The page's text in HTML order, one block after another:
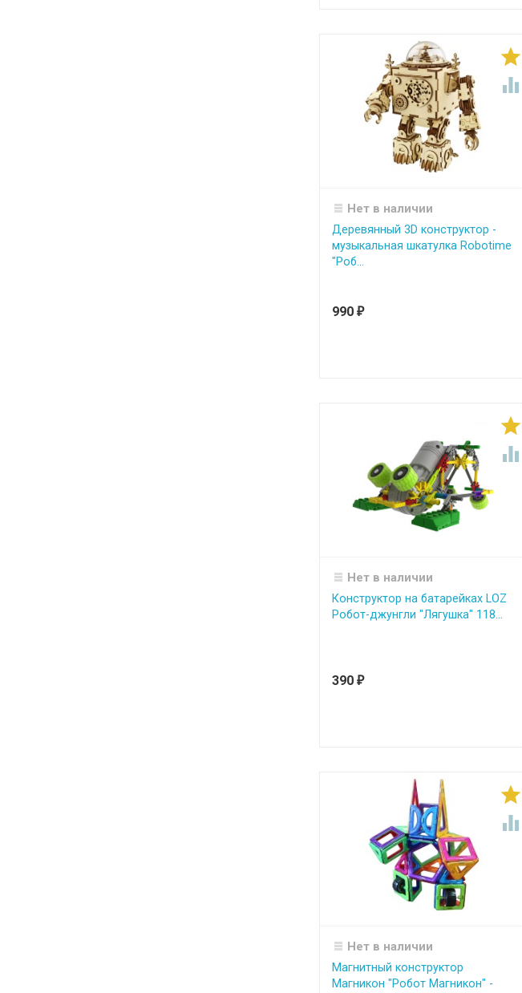


Нет в наличии
Деревянный 3D конструктор -
музыкальная шкатулка Robotime
"Роб...
990 ₽


Нет в наличии
Конструктор на батарейках LOZ
Робот-джунгли "Лягушка" 118...
390 ₽


Нет в наличии
Магнитный конструктор
Магникон "Робот Магникон" -